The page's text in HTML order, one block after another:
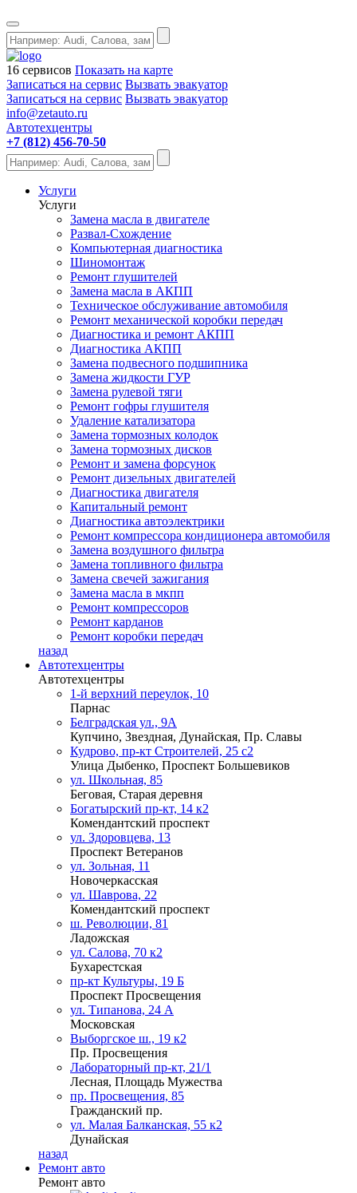
16 сервисов Показать на карте
Записаться на сервис Вызвать эвакуатор
Записаться на сервис Вызвать эвакуатор
info@zetauto.ru
Автотехцентры
+7 (812) 456-70-50
Услуги
Услуги
Замена масла в двигателе
Развал-Схождение
Компьютерная диагностика
Шиномонтаж
Ремонт глушителей
Замена масла в АКПП
Техническое обслуживание автомобиля
Ремонт механической коробки передач
Диагностика и ремонт АКПП
Диагностика АКПП
Замена подвесного подшипника
Замена жидкости ГУР
Замена рулевой тяги
Ремонт гофры глушителя
Удаление катализатора
Замена тормозных колодок
Замена тормозных дисков
Ремонт и замена форсунок
Ремонт дизельных двигателей
Диагностика двигателя
Капитальный ремонт
Диагностика автоэлектрики
Ремонт компрессора кондиционера автомобиля
Замена воздушного фильтра
Замена топливного фильтра
Замена свечей зажигания
Замена масла в мкпп
Ремонт компрессоров
Ремонт карданов
Ремонт коробки передач
назад
Автотехцентры
Автотехцентры
1-й верхний переулок, 10
Парнас
Белградская ул., 9А
Купчино, Звездная, Дунайская, Пр. Славы
Кудрово, пр-кт Строителей, 25 с2
Улица Дыбенко, Проспект Большевиков
ул. Школьная, 85
Беговая, Старая деревня
Богатырский пр-кт, 14 к2
Комендантский проспект
ул. Здоровцева, 13
Проспект Ветеранов
ул. Зольная, 11
Новочеркасская
ул. Шаврова, 22
Комендантский проспект
ш. Революции, 81
Ладожская
ул. Салова, 70 к2
Бухарестская
пр-кт Культуры, 19 Б
Проспект Просвещения
ул. Типанова, 24 А
Московская
Выборгское ш., 19 к2
Пр. Просвещения
Лабораторный пр-кт, 21/1
Лесная, Площадь Мужества
пр. Просвещения, 85
Гражданский пр.
ул. Малая Балканская, 55 к2
Дунайская
назад
Ремонт авто
Ремонт авто